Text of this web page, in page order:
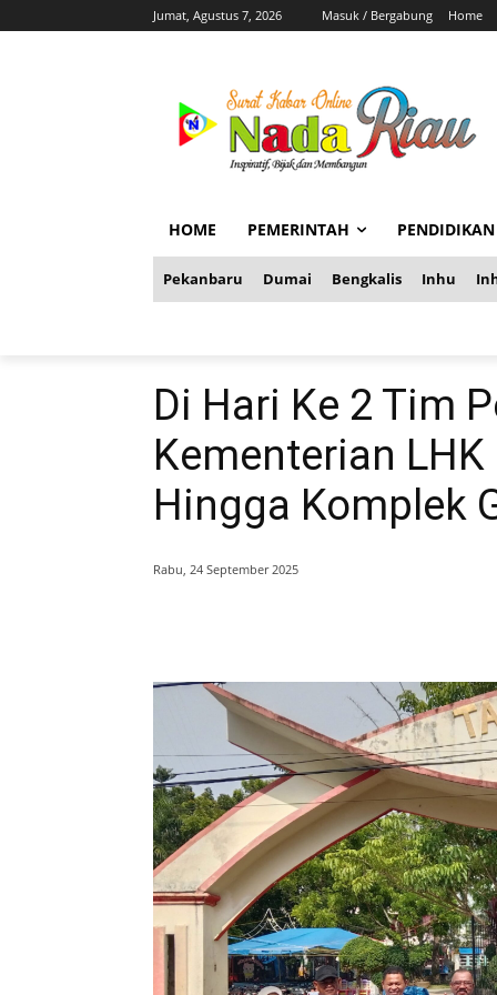
Jumat, Agustus 7, 2026 Masuk / Bergabung Home
HOME PEMERINTAH PENDIDIKAN
Pekanbaru Dumai Bengkalis Inhu
Di Hari Ke 2 Tim
Kementerian
Hingga Komplek
Rabu, 24 September 2025